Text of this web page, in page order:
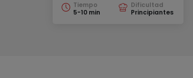
Tiempo
5-10 min
Dificultad
Principiantes